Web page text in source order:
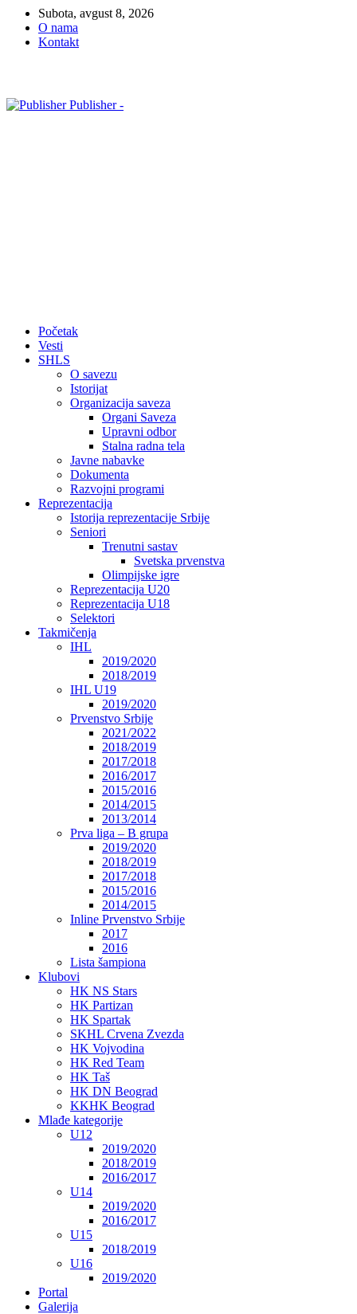
Subota, avgust 8, 2026
O nama
Kontakt
Publisher -
Početak
Vesti
SHLS
O savezu
Istorijat
Organizacija saveza
Organi Saveza
Upravni odbor
Stalna radna tela
Javne nabavke
Dokumenta
Razvojni programi
Reprezentacija
Istorija reprezentacije Srbije
Seniori
Trenutni sastav
Svetska prvenstva
Olimpijske igre
Reprezentacija U20
Reprezentacija U18
Selektori
Takmičenja
IHL
2019/2020
2018/2019
IHL U19
2019/2020
Prvenstvo Srbije
2021/2022
2018/2019
2017/2018
2016/2017
2015/2016
2014/2015
2013/2014
Prva liga – B grupa
2019/2020
2018/2019
2017/2018
2015/2016
2014/2015
Inline Prvenstvo Srbije
2017
2016
Lista šampiona
Klubovi
HK NS Stars
HK Partizan
HK Spartak
SKHL Crvena Zvezda
HK Vojvodina
HK Red Team
HK Taš
HK DN Beograd
KKHK Beograd
Mlađe kategorije
U12
2019/2020
2018/2019
2016/2017
U14
2019/2020
2016/2017
U15
2018/2019
U16
2019/2020
Portal
Galerija